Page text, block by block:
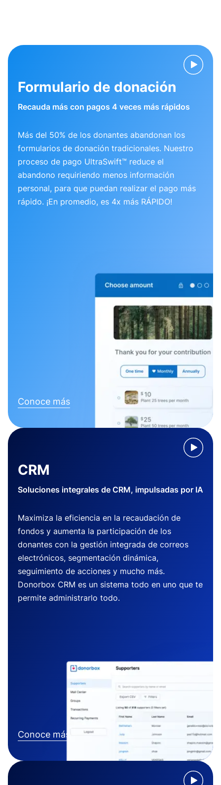
Formulario de donación
Recauda más con pagos 4 veces más rápidos
Más del 50% de los donantes abandonan los
formularios de donación tradicionales. Nuestro
proceso de pago UltraSwift™ reduce el
abandono requiriendo menos información
personal, para que puedan realizar el pago más
rápido. ¡En promedio, es 4x más RÁPIDO!
Conoce más
CRM
Soluciones integrales de CRM, impulsadas por IA
Maximiza la eficiencia en la recaudación de
fondos y aumenta la participación de los
donantes con la gestión integrada de correos
electrónicos, segmentación dinámica,
seguimiento de acciones y mucho más.
Donorbox CRM es un sistema todo en uno que te
permite administrarlo todo.
Conoce más